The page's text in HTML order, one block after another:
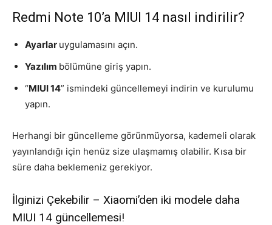
Redmi Note 10’a MIUI 14 nasıl indirilir?
Ayarlar uygulamasını açın.
Yazılım bölümüne giriş yapın.
“MIUI 14” ismindeki güncellemeyi indirin ve kurulumu
yapın.
Herhangi bir güncelleme görünmüyorsa, kademeli olarak
yayınlandığı için henüz size ulaşmamış olabilir. Kısa bir
süre daha beklemeniz gerekiyor.
İlginizi Çekebilir – Xiaomi’den iki modele daha
MIUI 14 güncellemesi!